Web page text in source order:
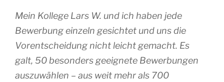
Mein Kollege Lars W. und ich haben jede
Bewerbung einzeln gesichtet und uns die
Vorentscheidung nicht leicht gemacht. Es
galt, 50 besonders geeignete Bewerbungen
auszuwählen – aus weit mehr als 700